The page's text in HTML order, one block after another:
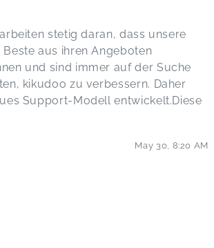
stetig daran, dass unsere
aus ihren Angeboten
und sind immer auf der Suche
kikudoo zu verbessern. Daher
Support-Modell entwickelt.Diese
May 30 8:20 AM